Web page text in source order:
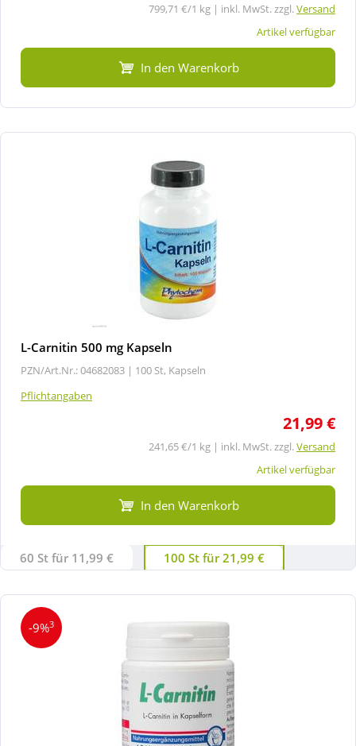
799,71 €/1 kg | inkl. MwSt. zzgl.Versand
Artikel verfügbar
In den Warenkorb
L-Carnitin 500 mg Kapseln
PZN/Art.Nr.: 04682083 | 100 St, Kapseln
Pflichtangaben
21,99 €
241,65 €/1 kg | inkl. MwSt. zzgl.Versand
Artikel verfügbar
In den Warenkorb
60 St für 11,99 € 100 St für 21,99 €
-9%3